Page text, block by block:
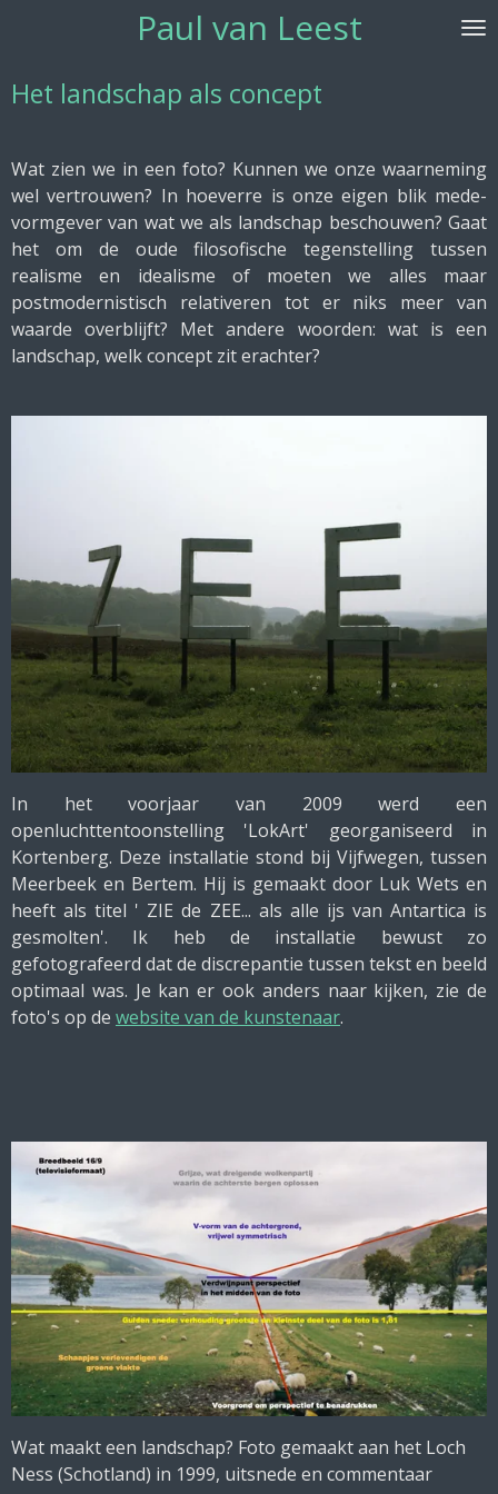
de
Paul van Leest
Het landschap als concept
Wat zien we in een foto? Kunnen we onze waarneming
wel vertrouwen? In hoeverre is onze eigen blik mede-
vormgever van wat we als landschap beschouwen? Gaat
het om de oude filosofische tegenstelling tussen
realisme en idealisme of moeten we alles maar
postmodernistisch relativeren tot er niks meer van
waarde overblijft? Met andere woorden: wat is een
landschap, welk concept zit erachter?
In het voorjaar van 2009 werd een
openluchttentoonstelling 'LokArt' georganiseerd in
Kortenberg. Deze installatie stond bij Vijfwegen, tussen
Meerbeek en Bertem. Hij is gemaakt door Luk Wets en
heeft als titel ' ZIE de ZEE... als alle ijs van Antartica is
gesmolten'. Ik heb de installatie bewust zo
gefotografeerd dat de discrepantie tussen tekst en beeld
optimaal was. Je kan er ook anders naar kijken, zie de
foto's op de website van de kunstenaar.
Wat maakt een landschap? Foto gemaakt aan het Loch
Ness (Schotland) in 1999, uitsnede en commentaar